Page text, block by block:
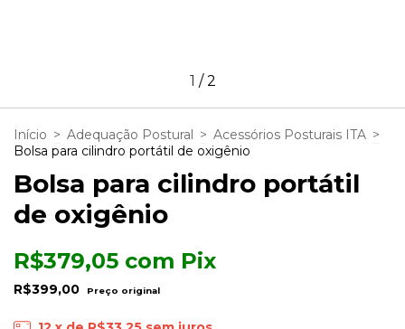
1 /2
Início > Adequação Postural > Acessórios Posturais ITA >
Bolsa para cilindro portátil de oxigênio
Bolsa para cilindro portátil
de oxigênio
R$399,00
R$379,05 com Pix